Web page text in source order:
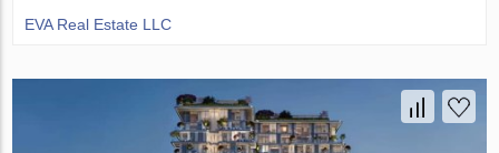
EVA Real Estate LLC